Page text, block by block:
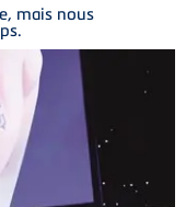
mais nous